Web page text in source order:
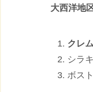
大西洋地
クレ
シラ
ボス